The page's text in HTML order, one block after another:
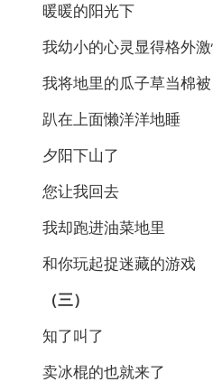
暖暖的阳光下
我幼小的心灵显得格外激
我将地里的瓜子草当棉被
趴在上面懒洋洋地睡
夕阳下山了
您让我回去
我却跑进油菜地里
和你玩起捉迷藏的游戏
（三）
知了叫了
卖冰棍的也就来了